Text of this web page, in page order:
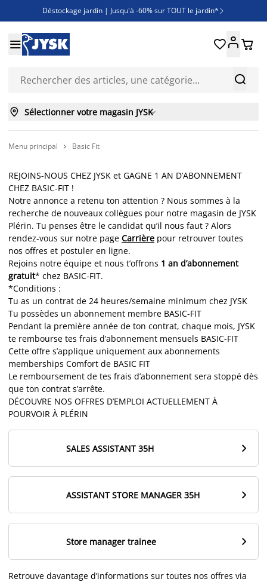
Déstockage jardin | Jusqu'à -60% sur TOUT le jardin* 
Jusqu'à -50% sur une sélection literie
Découvrez les nouveautés de la collection


 
 Sélectionner votre magasin JYSK
Menu principal  Basic Fit
REJOINS-NOUS CHEZ JYSK et GAGNE 1 AN D’ABONNEMENT
CHEZ BASIC-FIT !
Notre annonce a retenu ton attention ? Nous sommes à la
recherche de nouveaux collègues pour notre magasin de JYSK
Plérin. Tu penses être le candidat qu’il nous faut ? Alors
rendez-vous sur notre page Carrière pour retrouver toutes
nos offres et postuler en ligne.
Rejoins notre équipe et nous t’offrons 1 an d’abonnement
gratuit* chez BASIC-FIT.
*Conditions :
Tu as un contrat de 24 heures/semaine minimum chez JYSK
Tu possèdes un abonnement membre BASIC-FIT
Pendant la première année de ton contrat, chaque mois, JYSK
te rembourse tes frais d’abonnement mensuels BASIC-FIT
Cette offre s’applique uniquement aux abonnements
memberships Comfort de BASIC FIT
Le remboursement de tes frais d’abonnement sera stoppé dès
que ton contrat s’arrête.
DÉCOUVRE NOS OFFRES D’EMPLOI ACTUELLEMENT À
POURVOIR À PLÉRIN
SALES ASSISTANT 35H 
ASSISTANT STORE MANAGER 35H 
Store manager trainee 
Retrouve davantage d’informations sur toutes nos offres via